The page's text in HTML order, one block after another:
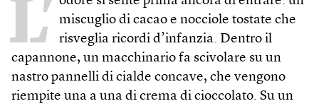
L’ miscuglio di cacao e nocciole tostate che
risveglia ricordi d’infanzia. Dentro il
capannone, un macchinario fa scivolare su un
nastro pannelli di cialde concave, che vengono
riempite una a una di crema di cioccolato. Su un